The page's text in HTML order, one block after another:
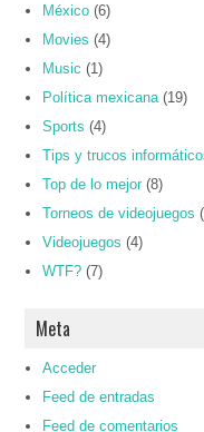
México (6)
Movies (4)
Music (1)
Política mexicana (19)
Sports (4)
Tips y trucos
Top de lo mejor (8)
Torneos de videojuegos
Videojuegos (4)
WTF? (7)
Meta
Acceder
Feed de entradas
Feed de comentarios